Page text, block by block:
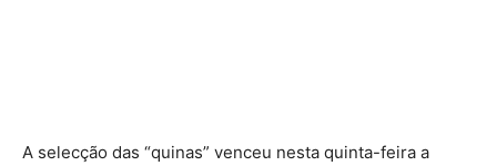
A selecção das “quinas” venceu nesta quinta-feira a